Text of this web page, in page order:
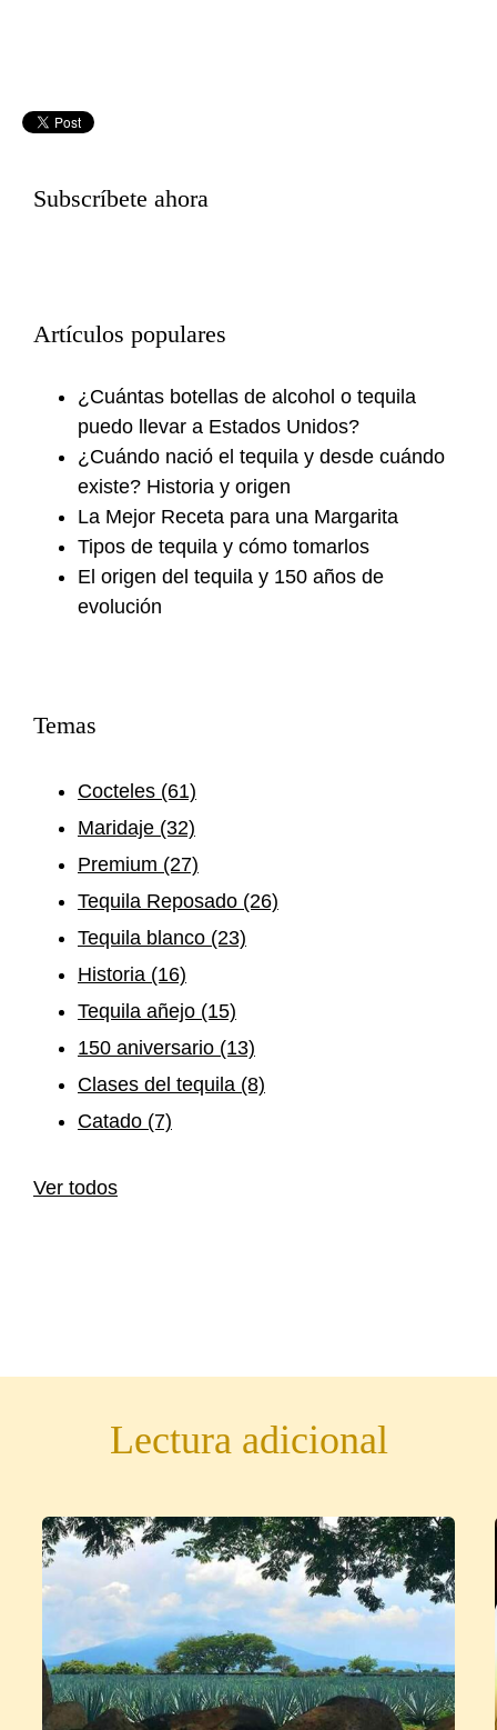
Subscríbete ahora
Artículos populares
¿Cuántas botellas de alcohol o tequila
puedo llevar a Estados Unidos?
¿Cuándo nació el tequila y desde cuándo
existe? Historia y origen
La Mejor Receta para una Margarita
Tipos de tequila y cómo tomarlos
El origen del tequila y 150 años de
evolución
Temas
Cocteles (61)
Maridaje (32)
Premium (27)
Tequila Reposado (26)
Tequila blanco (23)
Historia (16)
Tequila añejo (15)
150 aniversario (13)
Clases del tequila (8)
Catado (7)
Ver todos
Lectura adicional